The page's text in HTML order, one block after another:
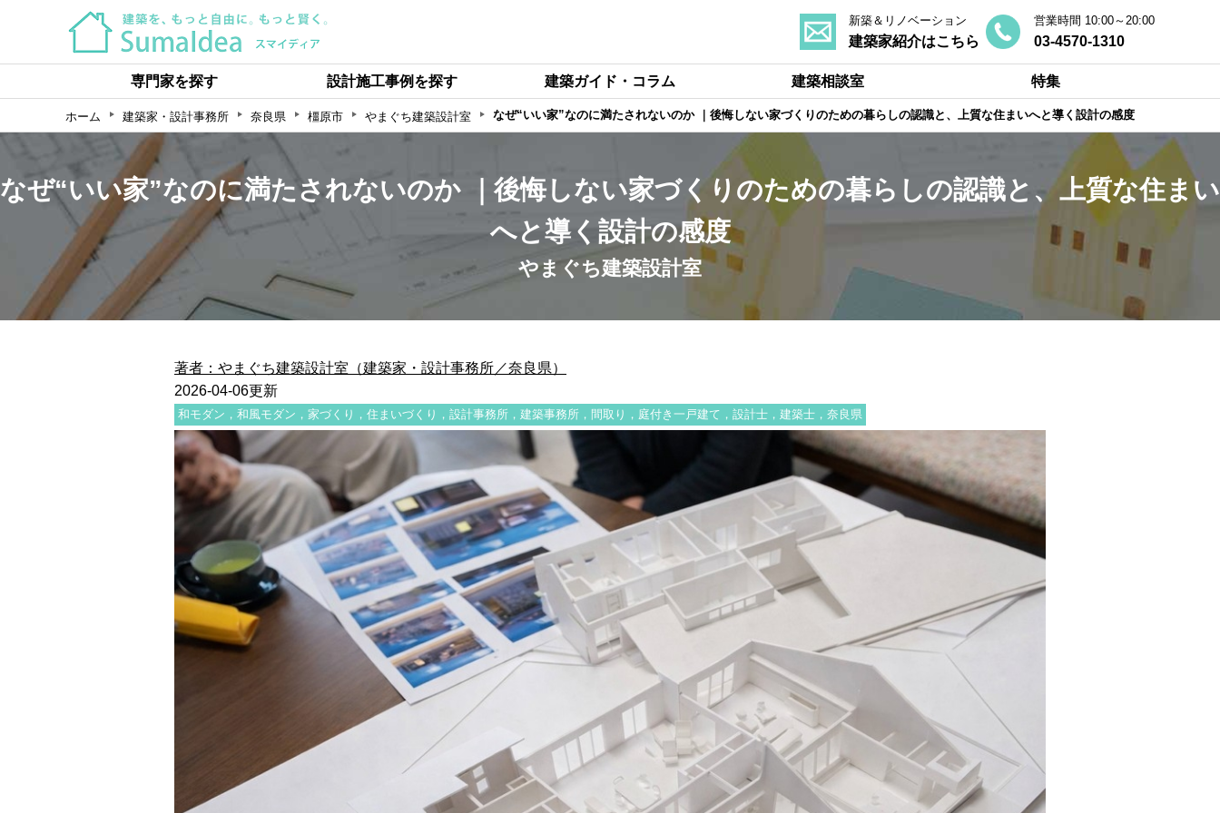
新築＆リノベーション
建築家紹介はこちら
営業時間 10:00～20:00
03-4570-1310
専門家を探す 設計施工事例を探す 建築ガイド・コラム 建築相談室 特集
ホーム 建築家・設計事務所 奈良県 橿原市 やまぐち建築設計室 なぜ“いい家”なのに満たされないのか ｜後悔しない家づくりのための暮らしの認識と、上質な住まいへと導く設計の感度
なぜ“いい家”なのに満たされないのか ｜後悔しない家づくりのための暮らしの認識と、上質な住まい
へと導く設計の感度
やまぐち建築設計室
著者：やまぐち建築設計室（建築家・設計事務所／奈良県）
2026-04-06更新
和モダン，和風モダン，家づくり，住まいづくり，設計事務所，建築事務所，間取り，庭付き一戸建て，設計士，建築士，奈良県